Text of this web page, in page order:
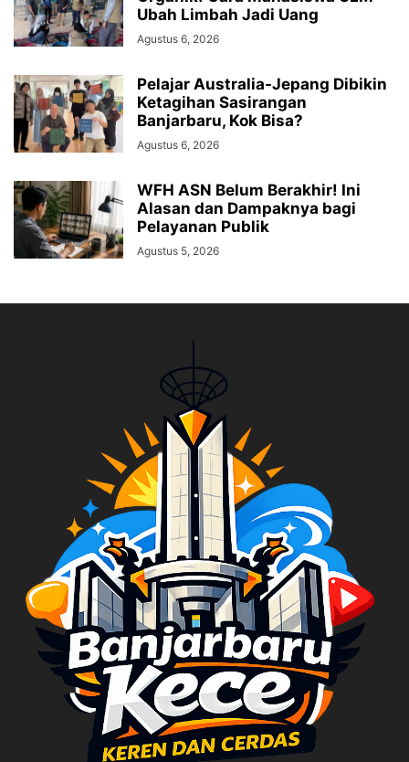
Ubah Limbah Jadi Uang
Agustus 6, 2026
Pelajar Australia-Jepang Dibikin
Ketagihan Sasirangan
Banjarbaru, Kok Bisa?
Agustus 6, 2026
WFH ASN Belum Berakhir! Ini
Alasan dan Dampaknya bagi
Pelayanan Publik
Agustus 5, 2026